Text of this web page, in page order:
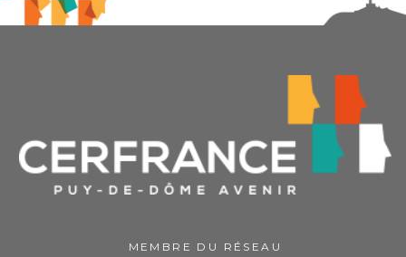
MEMBRE DU RÉSEAU